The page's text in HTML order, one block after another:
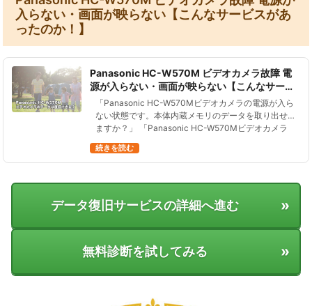
入らない・画面が映らない【こんなサービスがあ
ったのか！】
Panasonic HC-W570M ビデオカメラ故障 電
源が入らない・画面が映らない【こんなサービ
スがあったのか！】
「Panasonic HC-W570Mビデオカメラの電源が入ら
ない状態です。本体内蔵メモリのデータを取り出せ
ますか？」 「Panasonic HC-W570Mビデオカメラ
した…
続きを読む
データ復旧サービスの詳細へ進む »
無料診断を試してみる »